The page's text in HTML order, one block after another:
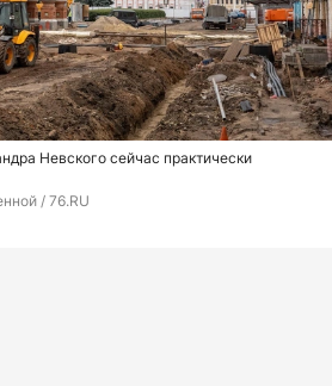
Невского сейчас практически
/ 76.RU